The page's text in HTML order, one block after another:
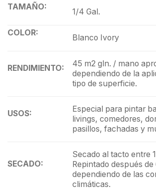
TAMAÑO:
1/4 Gal.
COLOR:
Blanco Ivory
RENDIMIENTO:
45 m2 gln. / mano
dependiendo de la
tipo de superficie.
USOS:
Especial para pintar
livings, comedores,
pasillos, fachadas y
SECADO:
Secado al tacto entre
Repintado después de
dependiendo de las
climáticas.